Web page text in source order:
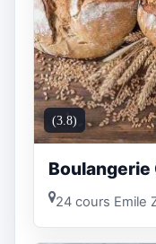
(3.8)
Boulangerie
24 cours Emile